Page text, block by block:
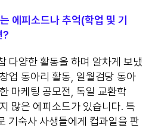
에피소드나 추억(학업 및 기
?
다양한 활동을 하며 알차게 보냈
업 동아리 활동, 일월검당 동아
마케팅 공모전, 독일 교환학
많은 에피소드가 있습니다. 특
기숙사 사생들에게 컵과일을 판